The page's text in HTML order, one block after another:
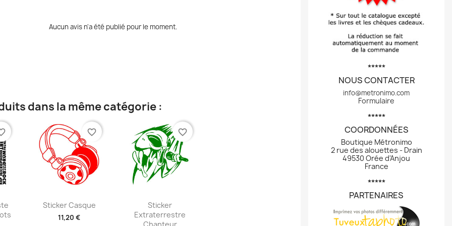
Aucun avis n'a été publié pour le moment.
dans la même catégorie :
Aperçu rapide
Sticker Casque
11,20 €
favorite_border
Aperçu rapide
Sticker
Extraterrestre
favorite_border
*****
NOUS CONTACTER
info@metronimo.com
Formulaire
*****
COORDONNÉES
Boutique Métronimo
2 rue des alouettes - Drain
49530 Orée d'Anjou
France
*****
PARTENAIRES